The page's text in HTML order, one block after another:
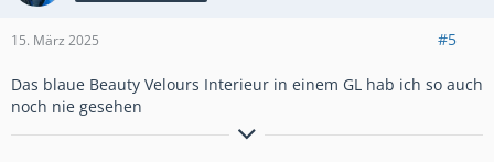
15. März 2025 #5
Das blaue Beauty Velours Interieur in einem GL hab ich so auch
noch nie gesehen
derOpelKadett - kurz gesagtO.K